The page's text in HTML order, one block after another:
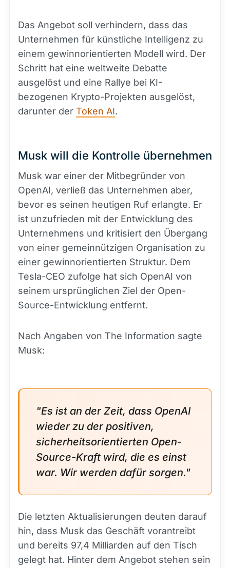
Das Angebot soll verhindern, dass das
Unternehmen für künstliche Intelligenz zu
einem gewinnorientierten Modell wird. Der
Schritt hat eine weltweite Debatte
ausgelöst und eine Rallye bei KI-
bezogenen Krypto-Projekten ausgelöst,
darunter der Token AI.
Musk will die Kontrolle übernehmen
Musk war einer der Mitbegründer von
OpenAI, verließ das Unternehmen aber,
bevor es seinen heutigen Ruf erlangte. Er
ist unzufrieden mit der Entwicklung des
Unternehmens und kritisiert den Übergang
von einer gemeinnützigen Organisation zu
einer gewinnorientierten Struktur. Dem
Tesla-CEO zufolge hat sich OpenAI von
seinem ursprünglichen Ziel der Open-
Source-Entwicklung entfernt.
Nach Angaben von The Information sagte
Musk:
"Es ist an der Zeit, dass OpenAI
wieder zu der positiven,
sicherheitsorientierten Open-
Source-Kraft wird, die es einst
war. Wir werden dafür sorgen."
Die letzten Aktualisierungen deuten darauf
hin, dass Musk das Geschäft vorantreibt
und bereits 97,4 Milliarden auf den Tisch
gelegt hat. Hinter dem Angebot stehen sein